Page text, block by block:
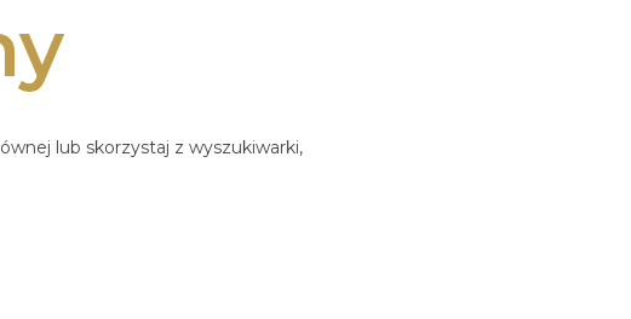
lub skorzystaj z wyszukiwarki,